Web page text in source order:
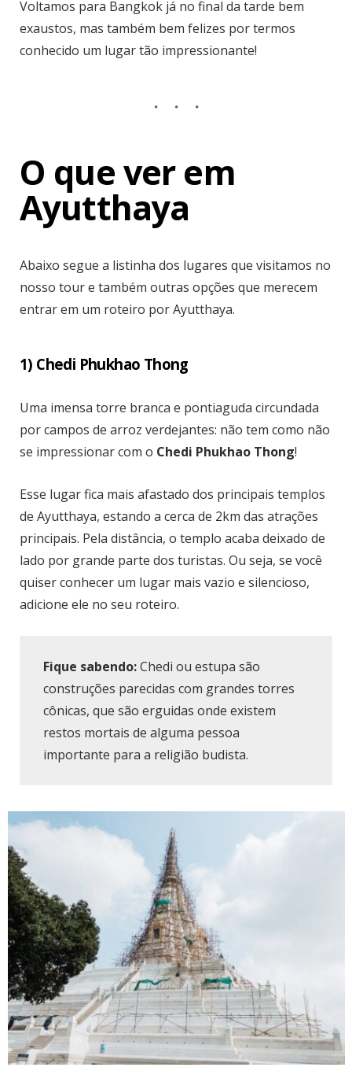
Voltamos para Bangkok já no final da tarde bem
exaustos, mas também bem felizes por termos
conhecido um lugar tão impressionante!
O que ver em
Ayutthaya
Abaixo segue a listinha dos lugares que visitamos no
nosso tour e também outras opções que merecem
entrar em um roteiro por Ayutthaya.
1) Chedi Phukhao Thong
Uma imensa torre branca e pontiaguda circundada
por campos de arroz verdejantes: não tem como não
se impressionar com o Chedi Phukhao Thong!
Esse lugar fica mais afastado dos principais templos
de Ayutthaya, estando a cerca de 2km das atrações
principais. Pela distância, o templo acaba deixado de
lado por grande parte dos turistas. Ou seja, se você
quiser conhecer um lugar mais vazio e silencioso,
adicione ele no seu roteiro.
Fique sabendo:Chedi ou estupa são
construções parecidas com grandes torres
cônicas, que são erguidas onde existem
restos mortais de alguma pessoa
importante para a religião budista.